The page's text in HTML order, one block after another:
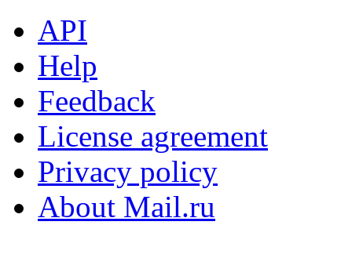
API
Help
Feedback
License agreement
Privacy policy
About Mail.ru